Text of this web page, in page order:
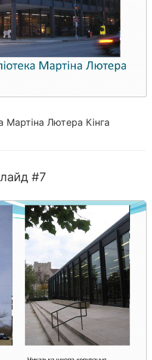
Мартіна Лютера Кінга
#7